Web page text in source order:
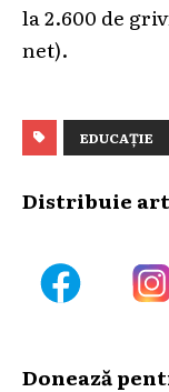
la 2.600 de
net).
EDUCAȚIE
Distribuie
Donează